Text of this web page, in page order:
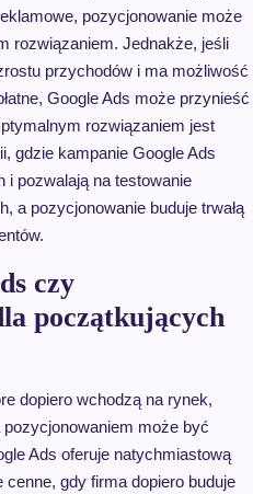
pozycjonowanie może
rozwiązaniem. Jednakże, jeśli
przychodów i ma możliwość
Google Ads może przynieść
rozwiązaniem jest
gdzie kampanie Google Ads
i pozwalają na testowanie
a pozycjonowanie buduje trwałą
czy
początkujących
dopiero wchodzą na rynek,
może być
Ads oferuje natychmiastową
gdy firma dopiero buduje